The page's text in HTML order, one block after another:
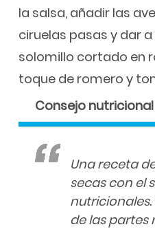
la salsa, añadir las
ciruelas pasas y dar
solomillo cortado en
toque de romero y
Consejo nutricional
Una receta
secas con el
nutricionales.
de las partes